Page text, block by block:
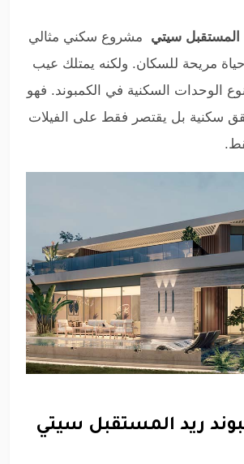
المستقبل سيتي
مشروع سكني مثالي
مريحة للسكان. ولكنه يمتلك عيب
الوحدات السكنية في الكمبوند. فهو
سكنية بل يقتصر فقط على الفيلات
ريد المستقبل سيتي